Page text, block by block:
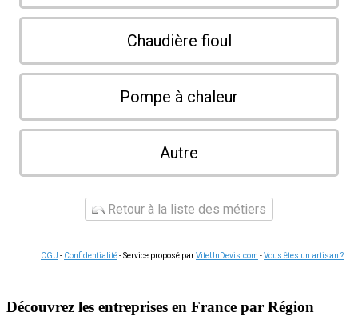
Chaudière fioul
Pompe à chaleur
Autre
Retour à la liste des métiers
CGU - Confidentialité- Service proposé parViteUnDevis.com -Vous êtes un artisan ?
Découvrez les entreprises en France par Région